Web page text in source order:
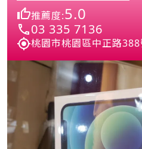
推薦度:5.0
03 335 7136
桃園市桃園區中正路388